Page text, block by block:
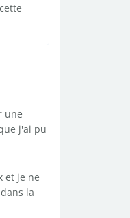
une
j'ai pu
et je ne
la